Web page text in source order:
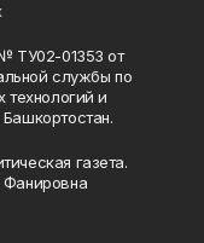
ТУ02-01353 от
службы по
и
газета.